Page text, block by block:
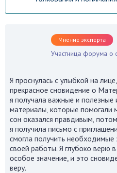
Мнение эксперта
Участница форума о
Я проснулась с улыбкой на
прекрасное сновидение о
я получала важные и
материалы, которые помогали
сон оказался правдивым,
я получила письмо с
смогла получить необходимые
своей работы. Я глубоко верю
особое значение, и это
веру.